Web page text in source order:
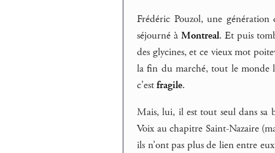
Frédéric Pouzol, une
séjourné àMontreal. Et puis
des glycines, et ce vieux mot
la fin du marché, tout le monde
c’estfragile.
Mais, lui, il est tout seul dans sa
Voix au chapitre Saint-Nazaire
ils n’ont pas plus de lien entre